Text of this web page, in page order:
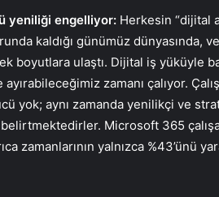
yeniliği engelliyor: Herkesin “dijital
kaldığı günümüz dünyasında,
boyutlara ulaştı. Dijital iş yüküyle
ayırabileceğimiz zamanı çalıyor.
yok; aynı zamanda yenilikçi ve
belirtmektedirler. Microsoft 365
zamanlarının yalnızca %43’ünü